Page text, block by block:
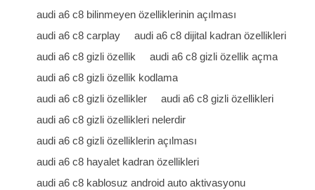
audi a6 c8 bilinmeyen özelliklerinin açılması
audi a6 c8 carplay
audi a6 c8 dijital kadran özellikleri
audi a6 c8 gizli özellik
audi a6 c8 gizli özellik açma
audi a6 c8 gizli özellik kodlama
audi a6 c8 gizli özellikler
audi a6 c8 gizli özellikleri
audi a6 c8 gizli özellikleri nelerdir
audi a6 c8 gizli özelliklerin açılması
audi a6 c8 hayalet kadran özellikleri
audi a6 c8 kablosuz android auto aktivasyonu